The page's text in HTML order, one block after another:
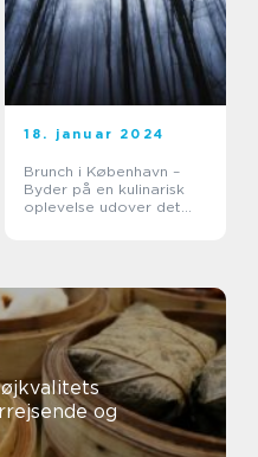
18. januar 2024
Brunch i København –
Byder på en kulinarisk
oplevelse udover det
og